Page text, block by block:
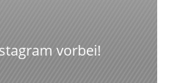
vorbei!